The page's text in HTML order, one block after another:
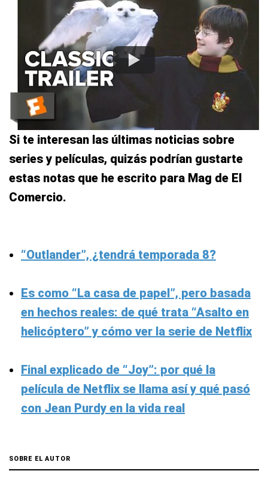
Si te interesan las últimas noticias sobre
series y películas, quizás podrían gustarte
estas notas que he escrito para Mag de El
Comercio.
“Outlander”, ¿tendrá temporada 8?
Es como “La casa de papel”, pero basada
en hechos reales: de qué trata “Asalto en
helicóptero” y cómo ver la serie de Netflix
Final explicado de “Joy”: por qué la
película de Netflix se llama así y qué pasó
con Jean Purdy en la vida real
SOBRE EL AUTOR